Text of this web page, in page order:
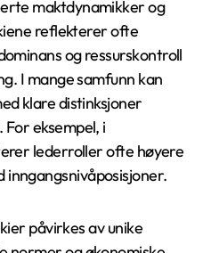
er grunnleggende
strukturer utvikler seg og
kulturer.
hierarkier seg
seg i ulike sosiale
reflekterer ofte
og ressurskontroll